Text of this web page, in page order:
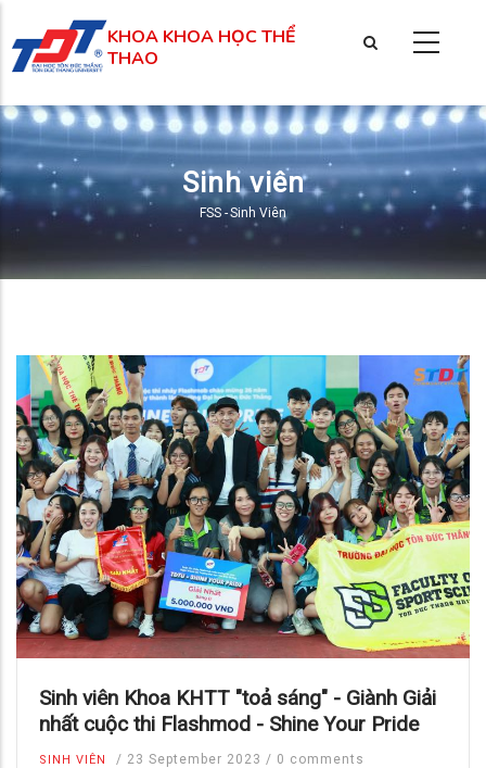
đến
nội
dung
KHOA KHOA HỌC THỂ
THAO
Sinh viên
Breadcrumb
FSS -Sinh Viên
Sinh viên Khoa KHTT "toả sáng" - Giành Giải
nhất cuộc thi Flashmod - Shine Your Pride
SINH VIÊN / 23 September 2023 / 0 comments